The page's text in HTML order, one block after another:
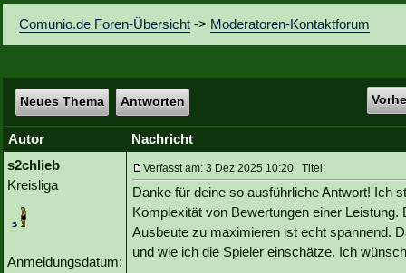
Vereinsfragen
Comunio.de Foren-Übersicht -> Moderatoren-Kontaktforum
Neues Thema Antworten
Autor
Nachricht
s2chlieb
Kreisliga
Anmeldungsdatum:
Verfasst am: 3 Dez 2025 10:20 Titel:
Danke für deine so ausführliche Antwort! Ich
Komplexität von Bewertungen einer
Ausbeute zu maximieren ist echt spannend.
und wie ich die Spieler einschätze. Ich